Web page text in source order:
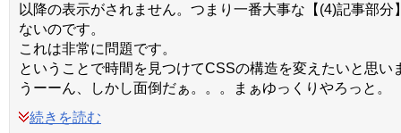
以降の表示がされません。つまり一番大事な【(4)記事部分
ないのです。
これは非常に問題です。
ということで時間を見つけてCSSの構造を変えたいと思い
うーーん、しかし面倒だぁ。。。まぁゆっくりやろっと。
続きを読む